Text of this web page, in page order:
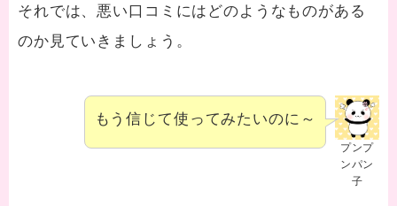
それでは、悪い口コミにはどのようなものがある
のか見ていきましょう。
プンプ
ンパン
子
もう信じて使ってみたいのに～